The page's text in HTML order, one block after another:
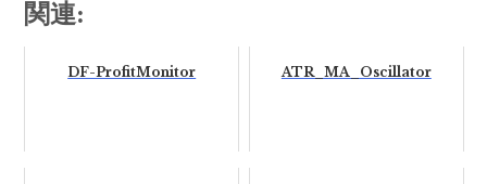
関連:
DF-ProfitMonitor ATR_MA_Oscillator